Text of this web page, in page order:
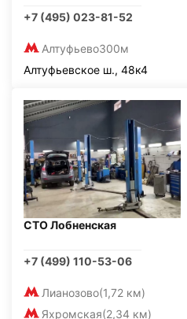
+7 (495) 023-81-52
Алтуфьево300м
Алтуфьевское ш., 48к4
СТО Лобненская
+7 (499) 110-53-06
Лианозово(1,72 км)
Яхромская(2,34 км)